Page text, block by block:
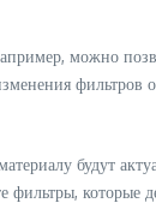
можно
фильтров
будут
фильтры, которые